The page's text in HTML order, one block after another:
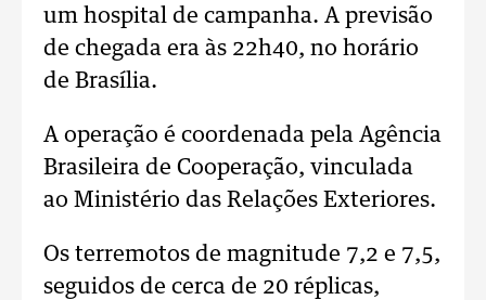
um hospital de campanha. A previsão
de chegada era às 22h40, no horário
de Brasília.
A operação é coordenada pela Agência
Brasileira de Cooperação, vinculada
ao Ministério das Relações Exteriores.
Os terremotos de magnitude 7,2 e 7,5,
seguidos de cerca de 20 réplicas,